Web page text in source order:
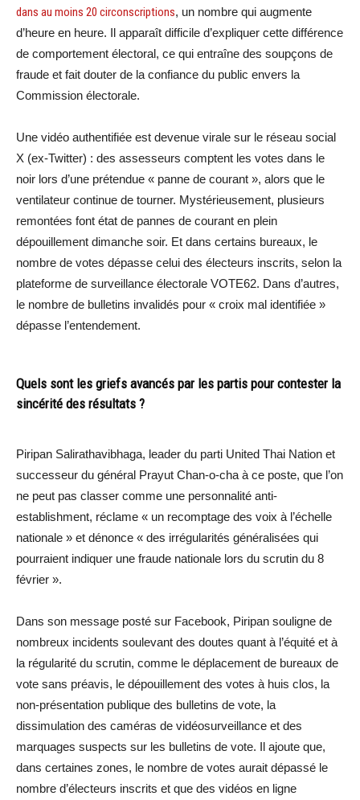
dans au moins 20 circonscriptions, un nombre qui augmente
d’heure en heure. Il apparaît difficile d’expliquer cette différence
de comportement électoral, ce qui entraîne des soupçons de
fraude et fait douter de la confiance du public envers la
Commission électorale.
Une vidéo authentifiée est devenue virale sur le réseau social
X (ex-Twitter) : des assesseurs comptent les votes dans le
noir lors d’une prétendue « panne de courant », alors que le
ventilateur continue de tourner. Mystérieusement, plusieurs
remontées font état de pannes de courant en plein
dépouillement dimanche soir. Et dans certains bureaux, le
nombre de votes dépasse celui des électeurs inscrits, selon la
plateforme de surveillance électorale VOTE62. Dans d’autres,
le nombre de bulletins invalidés pour « croix mal identifiée »
dépasse l’entendement.
Quels sont les griefs avancés par les partis pour contester la
sincérité des résultats ?
Piripan Salirathavibhaga, leader du parti United Thai Nation et
successeur du général Prayut Chan-o-cha à ce poste, que l’on
ne peut pas classer comme une personnalité anti-
establishment, réclame « un recomptage des voix à l’échelle
nationale » et dénonce « des irrégularités généralisées qui
pourraient indiquer une fraude nationale lors du scrutin du 8
février ».
Dans son message posté sur Facebook, Piripan souligne de
nombreux incidents soulevant des doutes quant à l’équité et à
la régularité du scrutin, comme le déplacement de bureaux de
vote sans préavis, le dépouillement des votes à huis clos, la
non-présentation publique des bulletins de vote, la
dissimulation des caméras de vidéosurveillance et des
marquages suspects sur les bulletins de vote. Il ajoute que,
dans certaines zones, le nombre de votes aurait dépassé le
nombre d’électeurs inscrits et que des vidéos en ligne